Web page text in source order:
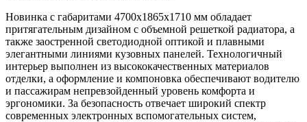
Новинка с габаритами 4700х1865х1710 мм обладает
притягательным дизайном с объемной решеткой радиатора, а
также заостренной светодиодной оптикой и плавными
элегантными линиями кузовных панелей. Технологичный
интерьер выполнен из высококачественных материалов
отделки, а оформление и компоновка обеспечивают водителю
и пассажирам непревзойденный уровень комфорта и
эргономики. За безопасность отвечает широкий спектр
современных электронных вспомогательных систем,